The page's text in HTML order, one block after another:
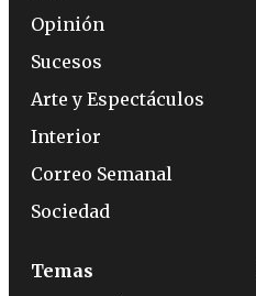
Opinión
Sucesos
Arte y Espectáculos
Interior
Correo Semanal
Sociedad
Temas